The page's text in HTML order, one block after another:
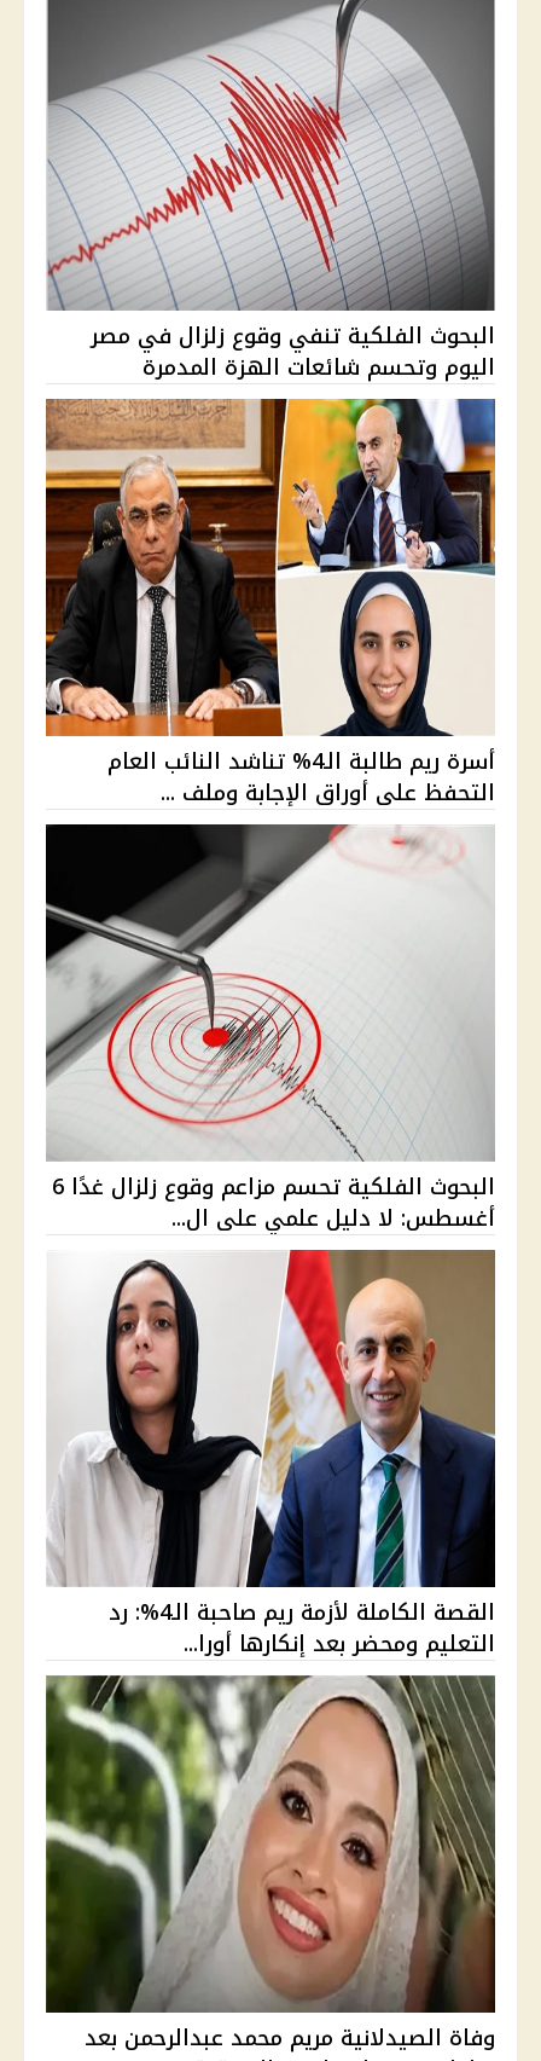
البحوث الفلكية تنفي وقوع زلزال في مصر
اليوم وتحسم شائعات الهزة المدمرة
أسرة ريم طالبة الـ4% تناشد النائب العام
التحفظ على أوراق الإجابة وملف ...
البحوث الفلكية تحسم مزاعم وقوع زلزال غدًا 6
أغسطس: لا دليل علمي على ال...
القصة الكاملة لأزمة ريم صاحبة الـ4%: رد
التعليم ومحضر بعد إنكارها أورا...
وفاة الصيدلانية مريم محمد عبدالرحمن بعد